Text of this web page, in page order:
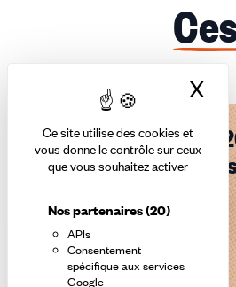
Ce site utilise des cookies et
vous donne le contrôle sur ceux
que vous souhaitez activer
Nos partenaires(20)
APIs
Consentement
spécifique aux services
Google
X
Le guide CFDT
pour les
Lire l'article